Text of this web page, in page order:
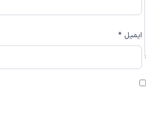
ایمیل *